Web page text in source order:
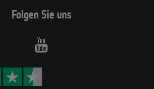
Folgen Sie uns
Youtube